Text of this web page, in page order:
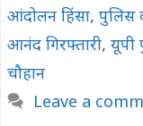
आंदोलन हिंसा, पुलिस
आनंद गिरफ्तारी, यूपी
चौहान
Leave a